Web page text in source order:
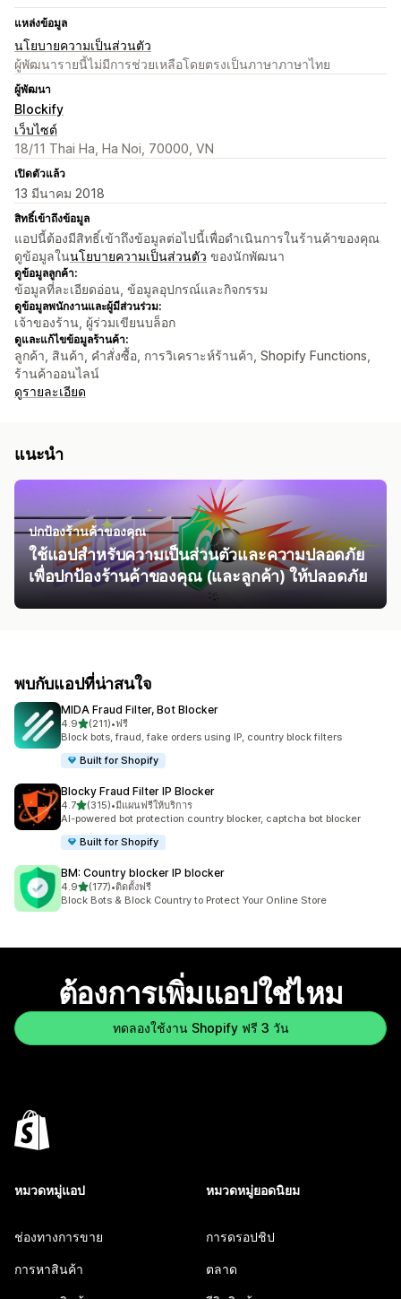
แหล่งข้อมูล
นโยบายความเป็นส่วนตัว
ผู้พัฒนารายนี้ไม่มีการช่วยเหลือโดยตรงเป็นภาษาภาษาไทย
ผู้พัฒนา
Blockify
เว็บไซต์
18/11 Thai Ha, Ha Noi, 70000, VN
เปิดตัวแล้ว
13 มีนาคม 2018
สิทธิ์เข้าถึงข้อมูล
แอปนี้ต้องมีสิทธิ์เข้าถึงข้อมูลต่อไปนี้เพื่อดำเนินการในร้านค้าของคุณ
ดูข้อมูลในนโยบายความเป็นส่วนตัว ของนักพัฒนา
ดูข้อมูลลูกค้า:
ข้อมูลที่ละเอียดอ่อน, ข้อมูลอุปกรณ์และกิจกรรม
ดูข้อมูลพนักงานและผู้มีส่วนร่วม:
เจ้าของร้าน, ผู้ร่วมเขียนบล็อก
ดูและแก้ไขข้อมูลร้านค้า:
ลูกค้า, สินค้า, คำสั่งซื้อ, การวิเคราะห์ร้านค้า, Shopify Functions,
ร้านค้าออนไลน์
ดูรายละเอียด
แนะนำ
ปกป้องร้านค้าของคุณ
ใช้แอปสำหรับความเป็นส่วนตัวและความปลอดภัย
เพื่อปกป้องร้านค้าของคุณ (และลูกค้า) ให้ปลอดภัย
พบกับแอปที่น่าสนใจ
MIDA Fraud Filter, Bot Blocker
4.9เต็ม 5 ดาว
(211)
ทั้งหมด 211 รีวิว
•ฟรี
Block bots, fraud, fake orders using IP, country block filters
Built for Shopify
Blocky Fraud Filter IP Blocker
4.7เต็ม 5 ดาว
(315)
ทั้งหมด 315 รีวิว
•มีแผนฟรีให้บริการ
AI-powered bot protection country blocker, captcha bot blocker
Built for Shopify
BM: Country blocker IP blocker
4.9เต็ม 5 ดาว
(177)
ทั้งหมด 177 รีวิว
•ติดตั้งฟรี
Block Bots & Block Country to Protect Your Online Store
ต้องการเพิ่มแอปใช่ไหม
ทดลองใช้งาน Shopify ฟรี 3 วัน
หมวดหมู่แอป
ช่องทางการขาย
การหาสินค้า
หมวดหมู่ยอดนิยม
การดรอปชิป
ตลาด